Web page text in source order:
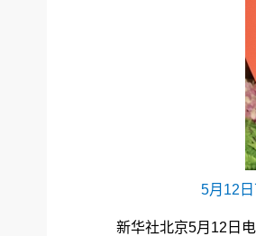
5月12
新华社北京5月12日